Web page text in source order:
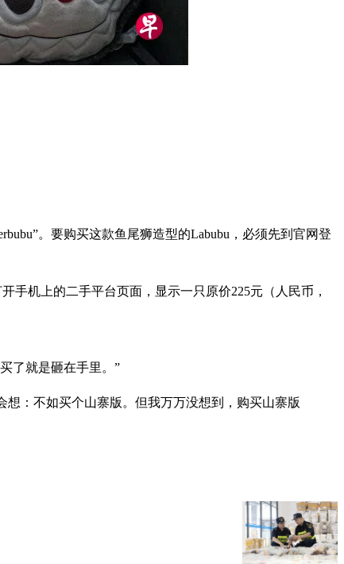
。要购买这款鱼尾狮造型的Labubu，必须先到官网登
手机上的二手平台页面，显示一只原价225元（人民币，
了就是砸在手里。”
：不如买个山寨版。但我万万没想到，购买山寨版